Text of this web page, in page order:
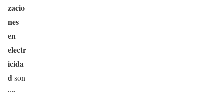
zacio
nes
en
electr
icida
dson